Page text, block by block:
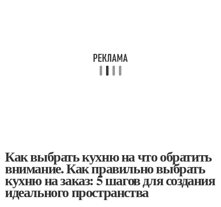
Как выбрать кухню на что обратить
внимание. Как правильно выбрать
кухню на заказ: 5 шагов для создания
идеального пространства